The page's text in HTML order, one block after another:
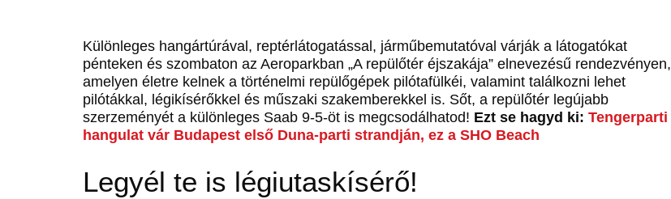
Különleges hangártúrával, reptérlátogatással, járműbemutatóval várják a látogatókat
pénteken és szombaton az Aeroparkban „A repülőtér éjszakája” elnevezésű rendezvényen,
amelyen életre kelnek a történelmi repülőgépek pilótafülkéi, valamint találkozni lehet
pilótákkal, légikísérőkkel és műszaki szakemberekkel is. Sőt, a repülőtér legújabb
szerzeményét a különleges Saab 9-5-öt is megcsodálhatod! Ezt se hagyd ki: Tengerparti
hangulat vár Budapest első Duna-parti strandján, ez a SHO Beach
Legyél te is légiutaskísérő!